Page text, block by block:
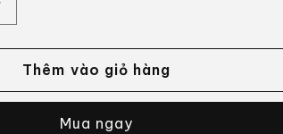
củaThêm vào giỏ hàng
Mua ngay